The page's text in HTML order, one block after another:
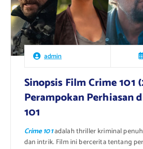
admin
Sinopsis Film Crime 101
Perampokan Perhiasan
101
Crime 101adalah thriller kriminal
dan intrik. Film ini bercerita tentang